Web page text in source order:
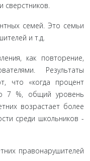
сверстников.
семей. Это се­мьи
и т.д.
как повторение,
Результаты
что «когда процент
7 %, общий уровень
возрастает более
среди школьников -
правонаруши­телей